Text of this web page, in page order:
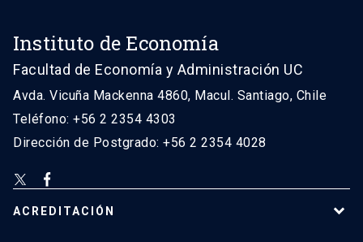
Instituto de Economía
Facultad de Economía y Administración UC
Avda. Vicuña Mackenna 4860, Macul. Santiago, Chile
Teléfono: +56 2 2354 4303
Dirección de Postgrado: +56 2 2354 4028
ACREDITACIÓN